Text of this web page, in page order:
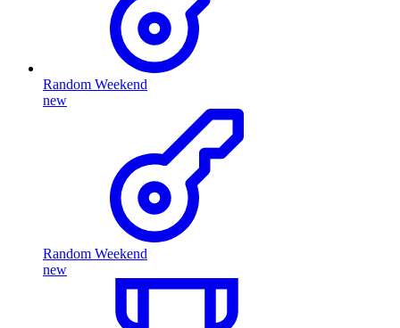
Random Weekend
new
Random Weekend
new